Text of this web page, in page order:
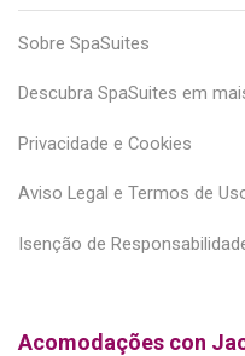
Sobre SpaSuites
Descubra SpaSuites em
Privacidade e Cookies
Aviso Legal e Termos de
Isenção de
Acomodações con